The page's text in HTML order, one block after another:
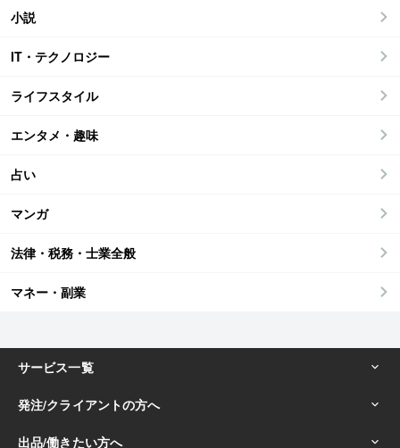
小説
IT・テクノロジー
ライフスタイル
エンタメ・趣味
占い
マンガ
法律・税務・士業全般
マネー・副業